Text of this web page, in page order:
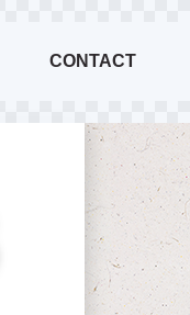
CONTACT